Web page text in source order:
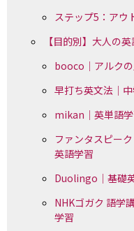
ステップ5：アウ
【目的別】大人の
booco｜アルク
早打ち英文法｜
mikan｜英単語
ファンタスピー
英語学習
Duolingo｜基礎
NHKゴガク 語学
学習